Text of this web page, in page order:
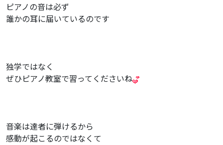
ピアノの音は必ず
誰かの耳に届いているのです
独学ではなく
ぜひピアノ教室で習ってくださいね
音楽は達者に弾けるから
感動が起こるのではなくて